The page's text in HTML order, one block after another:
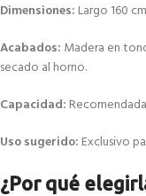
Dimensiones: Largo 160
Acabados: Madera en
secado al horno.
Capacidad:
Uso sugerido: Exclusivo
¿Por qué